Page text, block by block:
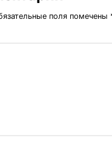
поля помечены